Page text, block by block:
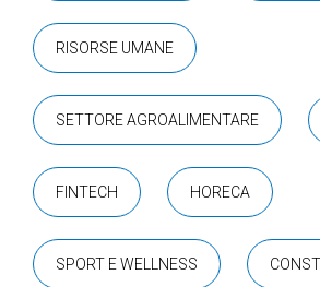
RISORSE UMANE
SETTORE AGROALIMENTARE
FINTECH HORECA
SPORT E WELLNESS